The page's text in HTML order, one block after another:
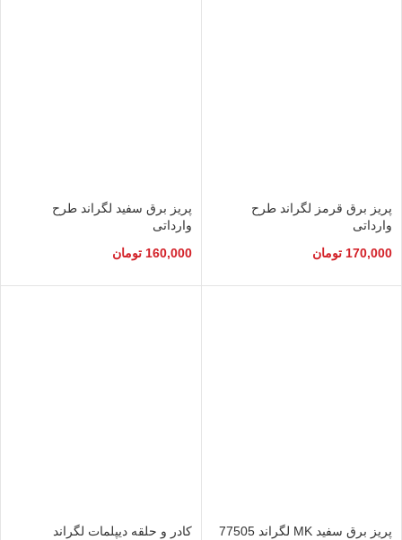
پریز برق قرمز لگراند طرح
وارداتی
170,000 تومان
پریز برق سفید لگراند طرح
وارداتی
160,000 تومان
پریز برق سفید MK لگراند 77505
کادر و حلقه دیپلمات لگراند